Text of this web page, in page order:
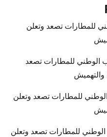
للمطارات تصعد وتعلن
الوطني للمطارات تصعد
والتهميش
للمطارات تصعد وتعلن
الوطني للمطارات تصعد وتعلن